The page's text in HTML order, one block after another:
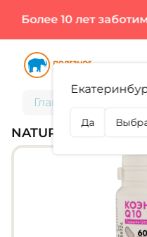
Более 10 лет
Главная БАДы
NATURAL HEALTH,
Да